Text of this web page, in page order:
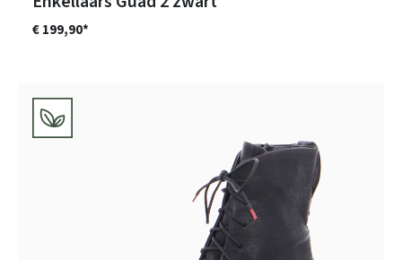
€ 199,90*